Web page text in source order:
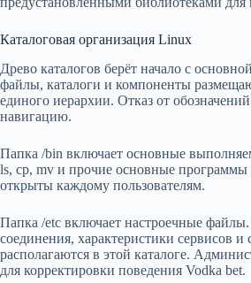
Каталоговая организация Linux
Древо каталогов берёт начало с
файлы, каталоги и компоненты
единого иерархии. Отказ от
навигацию.
Папка /bin включает основные
ls, cp, mv и прочие основные программы
открыты каждому пользователям.
Папка /etc включает настроечные
соединения, характеристики сервисов
располагаются в этой каталоге.
для корректировки поведения Vodka bet.